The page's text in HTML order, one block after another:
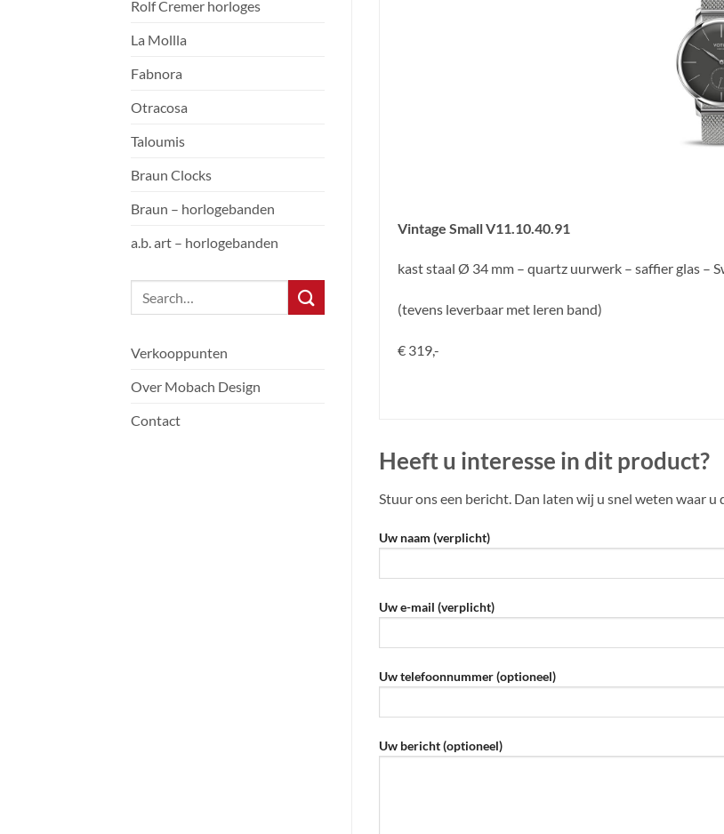
Rolf Cremer horloges
La Mollla
Fabnora
Otracosa
Taloumis
Braun Clocks
Braun – horlogebanden
a.b. art – horlogebanden
Verkooppunten
Over Mobach Design
Contact
Vintage Small V11.10.40.91
kast staal Ø 34 mm – quartz uurwerk – saffier glas –
(tevens leverbaar met leren band)
€ 319,-
Heeft u interesse in dit product?
Stuur ons een bericht. Dan laten wij u snel weten waar
Uw naam (verplicht)
Uw e-mail (verplicht)
Uw telefoonnummer (optioneel)
Gelieve dit veld leeg te laten.
Uw bericht (optioneel)